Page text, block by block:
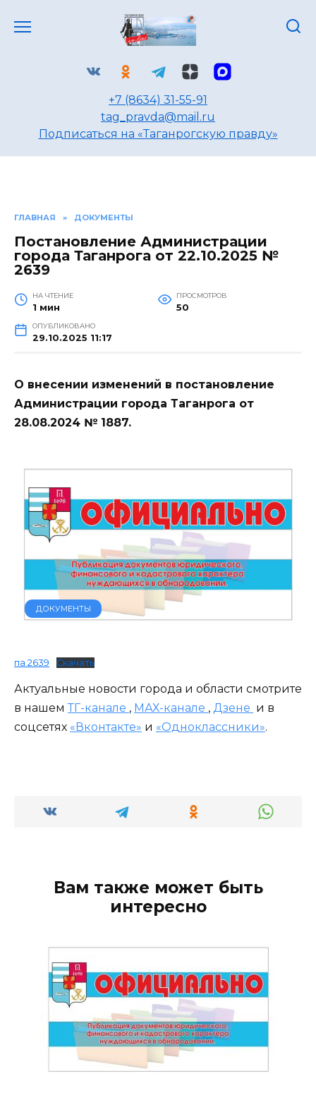
+7 (8634) 31-55-91
tag_pravda@mail.ru
Подписаться на «Таганрогскую правду»
ГЛАВНАЯ » ДОКУМЕНТЫ
Постановление Администрации
города Таганрога от 22.10.2025 №
2639
НА ЧТЕНИЕ
1 мин
ПРОСМОТРОВ
50
ОПУБЛИКОВАНО
29.10.2025 11:17
О внесении изменений в постановление
Администрации города Таганрога от
28.08.2024 № 1887.
ДОКУМЕНТЫ
па 2639 Скачать
Актуальные новости города и области смотрите
в нашем ТГ-канале , МАХ-канале , Дзене и в
соцсетях «Вконтакте» и «Одноклассники».
Вам также может быть
интересно